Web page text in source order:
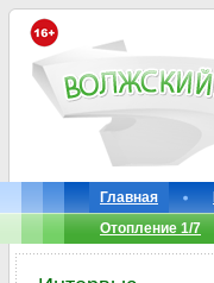
Главная
Отопление 1/7